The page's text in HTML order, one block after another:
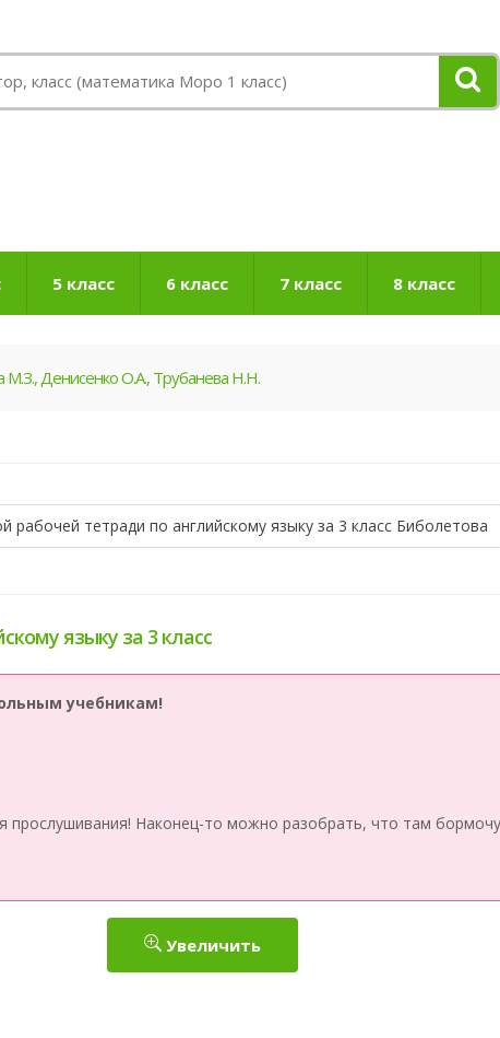
5 класс 6 класс 7 класс 8 класс
М.З., Денисенко О.А., Трубанева Н.Н.
рабочей тетради по английскому языку за 3 класс Биболетова
языку за 3 класс
учебникам!
Наконец-то можно разобрать, что там
Увеличить